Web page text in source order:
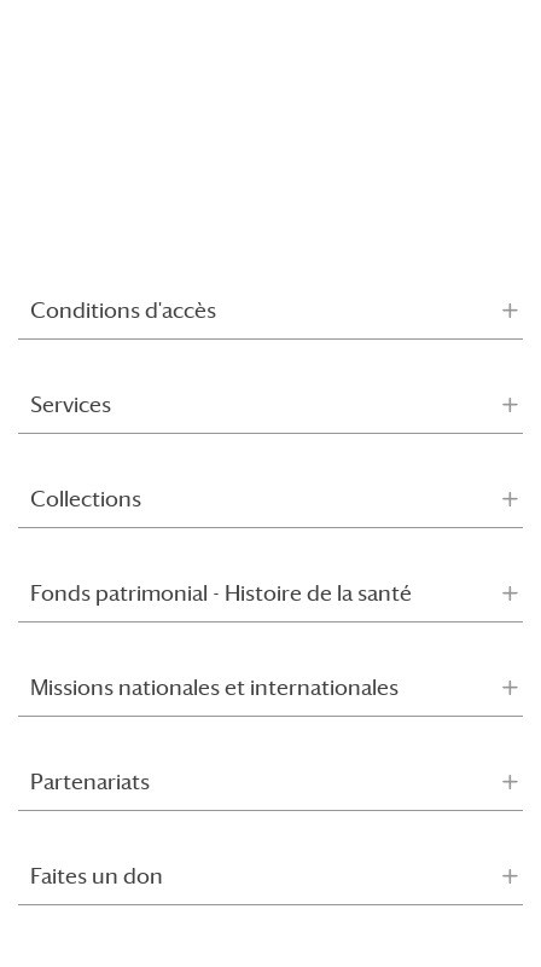
Conditions d'accès
Services
Collections
Fonds patrimonial - Histoire de la santé
Missions nationales et internationales
Partenariats
Faites un don